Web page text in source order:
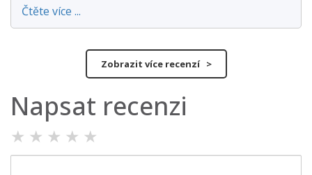
Čtěte více ...
Zobrazit více recenzí >
Napsat recenzi
★ ★ ★ ★ ★